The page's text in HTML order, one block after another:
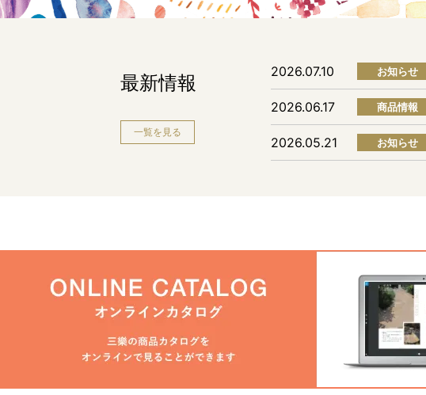
最新情報
一覧を見る
2026.07.10 お知らせ
2026.06.17 商品情報
2026.05.21 お知らせ